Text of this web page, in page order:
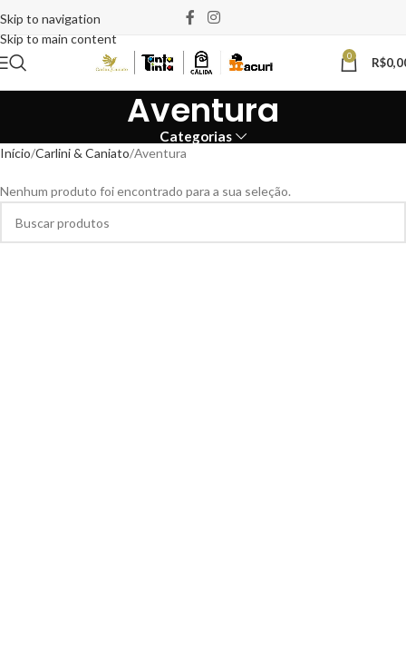
Skip to navigation
Skip to main content
0 R$
Aventura
Categorias
Início Carlini & Caniato Aventura
Nenhum produto foi encontrado para a sua seleção.